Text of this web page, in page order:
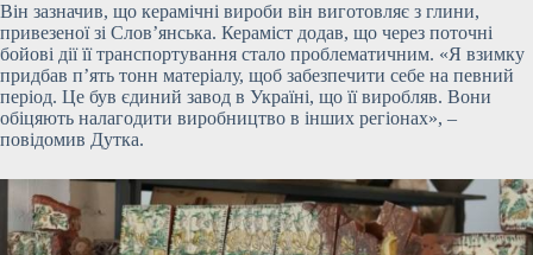
Він зазначив, що керамічні вироби він виготовляє з глини,
привезеної зі Слов’янська. Кераміст додав, що через поточні
бойові дії її транспортування стало проблематичним. «Я взимку
придбав п’ять тонн матеріалу, щоб забезпечити себе на певний
період. Це був єдиний завод в Україні, що її виробляв. Вони
обіцяють налагодити виробництво в інших регіонах», –
повідомив Дутка.